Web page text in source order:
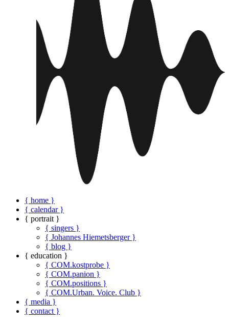
{ home }
{ calendar }
{ portrait }
{ singers }
{ Johannes Hiemetsberger }
{ blog }
{ education }
{ COM.kostprobe }
{ COM.panion }
{ COM.positions }
{ COM.Urban. Voice. Club }
{ media }
{ contact }